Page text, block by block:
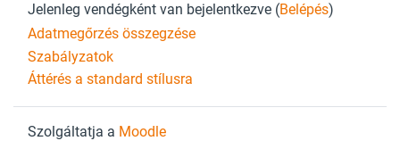
Jelenleg vendégként van bejelentkezve (Belépés)
Adatmegőrzés összegzése
Szabályzatok
Áttérés a standard stílusra
Szolgáltatja a Moodle